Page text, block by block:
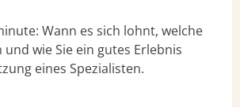
Wann es sich lohnt, welche
und wie Sie ein gutes Erlebnis
eines Spezialisten.